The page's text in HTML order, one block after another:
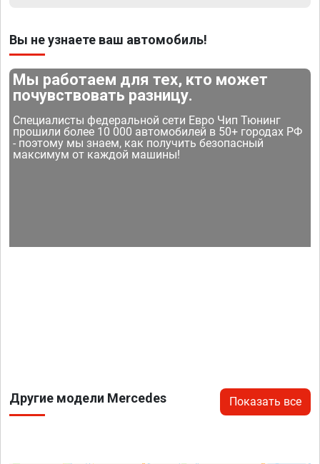
Вы не узнаете ваш автомобиль!
Мы работаем для тех, кто может
почувствовать разницу.
Специалисты федеральной сети Евро Чип Тюнинг
прошили более 10 000 автомобилей в 50+ городах РФ
- поэтому мы знаем, как получить безопасный
максимум от каждой машины!
Другие модели Mercedes Показать все